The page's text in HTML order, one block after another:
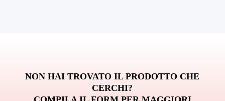
NON HAI TROVATO IL PRODOTTO CHE
CERCHI?